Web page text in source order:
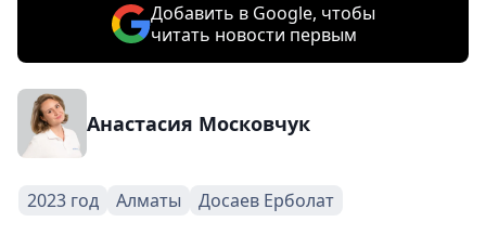
Добавить в Google, чтобы
читать новости первым
Анастасия Московчук
2023 год Алматы Досаев Ерболат